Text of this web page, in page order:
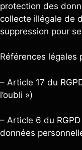
protection des
collecte illégale de
suppression pour
Références légales
– Article 17 du
l’oubli »)
– Article 6 du
données